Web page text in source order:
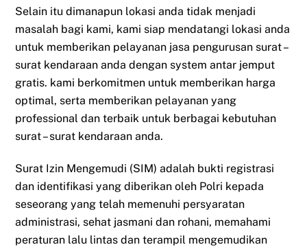
Selain itu dimanapun lokasi anda tidak menjadi
masalah bagi kami, kami siap mendatangi lokasi anda
untuk memberikan pelayanan jasa pengurusan surat –
surat kendaraan anda dengan system antar jemput
gratis. kami berkomitmen untuk memberikan harga
optimal, serta memberikan pelayanan yang
professional dan terbaik untuk berbagai kebutuhan
surat – surat kendaraan anda.
Surat Izin Mengemudi (SIM) adalah bukti registrasi
dan identifikasi yang diberikan oleh Polri kepada
seseorang yang telah memenuhi persyaratan
administrasi, sehat jasmani dan rohani, memahami
peraturan lalu lintas dan terampil mengemudikan